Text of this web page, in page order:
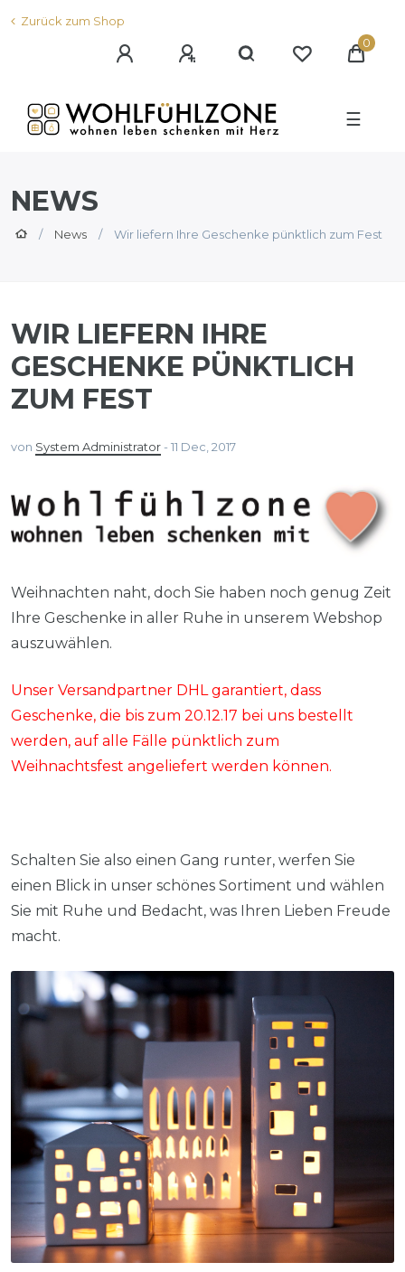
Zurück zum Shop
0
☰
NEWS
News Wir liefern Ihre Geschenke pünktlich zum Fest
WIR LIEFERN IHRE
GESCHENKE PÜNKTLICH
ZUM FEST
von System Administrator - 11 Dec, 2017
Weihnachten naht, doch Sie haben noch genug Zeit
Ihre Geschenke in aller Ruhe in unserem Webshop
auszuwählen.
Unser Versandpartner DHL garantiert, dass
Geschenke, die bis zum 20.12.17 bei uns bestellt
werden, auf alle Fälle pünktlich zum
Weihnachtsfest angeliefert werden können.
Schalten Sie also einen Gang runter, werfen Sie
einen Blick in unser schönes Sortiment und wählen
Sie mit Ruhe und Bedacht, was Ihren Lieben Freude
macht.